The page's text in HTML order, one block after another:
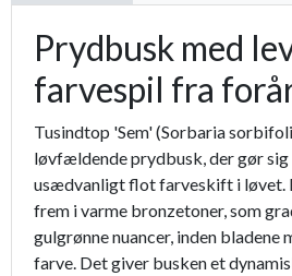
Prydbusk med
farvespil fra
Tusindtop 'Sem' (Sorbaria
løvfældende prydbusk, der gør
usædvanligt flot farveskift i løvet.
frem i varme bronzetoner, som
gulgrønne nuancer, inden bladene
farve. Det giver busken et